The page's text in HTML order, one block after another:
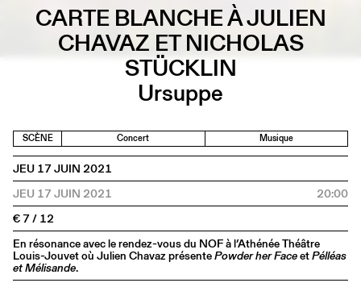
Informations
CARTE BLANCHE À JULIEN
CHAVAZ ET NICHOLAS
STÜCKLIN
Ursuppe
SCÈNE Concert Musique
JEU 17 JUIN 2021
JEU 17 JUIN 2021
20:00
€ 7 / 12
En résonance avec le rendez-vous du NOF à l’Athénée Théâtre
Louis-Jouvet où Julien Chavaz présentePowder her FaceetPélléas
et Mélisande.